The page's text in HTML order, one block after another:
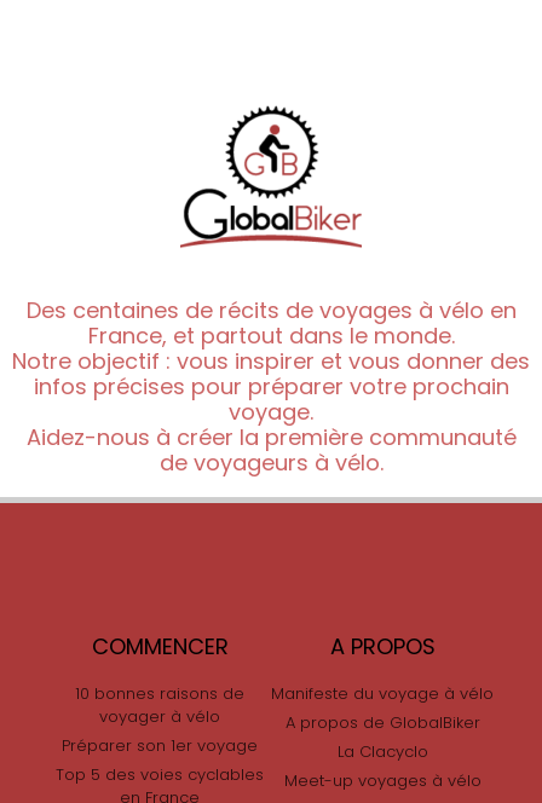
Des centaines de récits de voyages à vélo en
France, et partout dans le monde.
Notre objectif : vous inspirer et vous donner des
infos précises pour préparer votre prochain
voyage.
Aidez-nous à créer la première communauté
de voyageurs à vélo.
COMMENCER
10 bonnes raisons de
voyager à vélo
Préparer son 1er voyage
Top 5 des voies cyclables
en France
A PROPOS
Manifeste du voyage à vélo
A propos de GlobalBiker
La Clacyclo
Meet-up voyages à vélo